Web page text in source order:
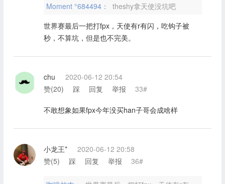
Moment °684494：
theshy拿天使没坑吧
世界赛最后一把打fpx，天使有r有闪，吃钩子被
秒，不算坑，但是也不完美。
chu
2020-06-12 20:54
赞(20) 踩 回复 举报 33#
不敢想象如果fpx今年没买han子哥会成啥样
小龙王*
2020-06-12 20:58
赞(5) 踩 回复 举报 36#